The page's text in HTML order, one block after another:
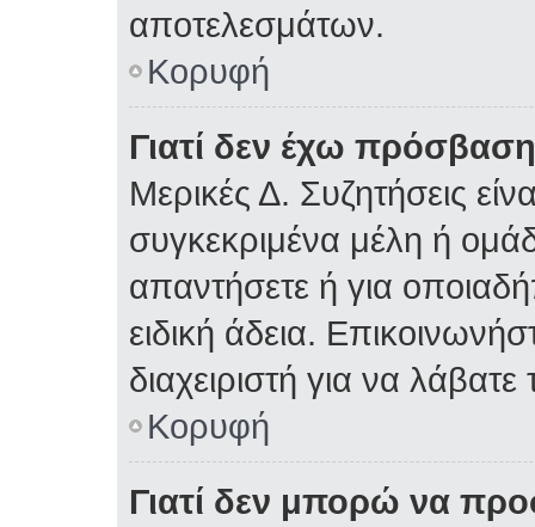
αποτελεσμάτων.
Κορυφή
Γιατί δεν έχω
Μερικές Δ. Συζητήσεις
συγκεκριμένα μέλη ή
απαντήσετε ή για
ειδική άδεια.
διαχειριστή για να λάβατε
Κορυφή
Γιατί δεν μπορώ να